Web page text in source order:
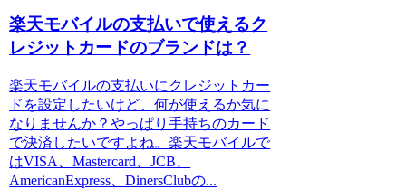
楽天モバイルの支払いで使えるク
レジットカードのブランドは？
楽天モバイルの支払いにクレジットカー
ドを設定したいけど、何が使えるか気に
なりませんか？やっぱり手持ちのカード
で決済したいですよね。楽天モバイルで
はVISA、Mastercard、JCB、
AmericanExpress、DinersClubの...